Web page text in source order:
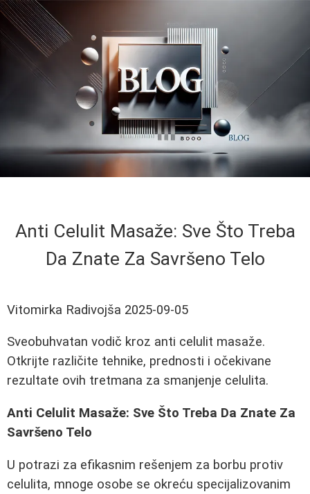
Anti Celulit Masaže: Sve Što Treba
Da Znate Za Savršeno Telo
Vitomirka Radivojša 2025-09-05
Sveobuhvatan vodič kroz anti celulit masaže.
Otkrijte različite tehnike, prednosti i očekivane
rezultate ovih tretmana za smanjenje celulita.
Anti Celulit Masaže: Sve Što Treba Da Znate Za
Savršeno Telo
U potrazi za efikasnim rešenjem za borbu protiv
celulita, mnoge osobe se okreću specijalizovanim